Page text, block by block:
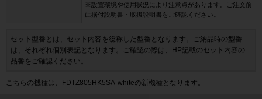
※設置環境や使用状況により注意点があります。ご注文前
に据付説明書・取扱説明書をご確認ください。
セット型番とは、セット内容を総称した型番となります。ご納品時の型番
は、それぞれ個別表記となります。ご確認の際は、HP記載のセット内容の
品番をご確認ください。
こちらの機種は、FDTZ805HK5SA-whiteの新機種となります。